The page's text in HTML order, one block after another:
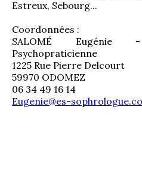
Estreux, Sebourg...
Coordonnées :
SALOMÉ
Psychopraticienne
1225 Rue Pierre Delcourt
59970 ODOMEZ
06 34 49 16 14
Eugenie@es-